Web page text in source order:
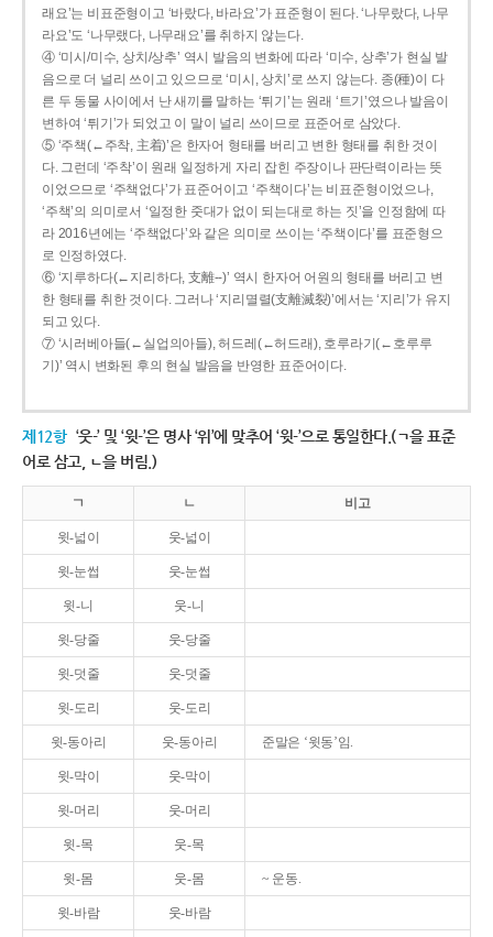
래요’는 비표준형이고 ‘바랐다, 바라요’가 표준형이 된다. ‘나무랐다, 나무
라요’도 ‘나무랬다, 나무래요’를 취하지 않는다.
④ ‘미시/미수, 상치/상추’ 역시 발음의 변화에 따라 ‘미수, 상추’가 현실 발
음으로 더 널리 쓰이고 있으므로 ‘미시, 상치’로 쓰지 않는다. 종(種)이 다
른 두 동물 사이에서 난 새끼를 말하는 ‘튀기’는 원래 ‘트기’였으나 발음이
변하여 ‘튀기’가 되었고 이 말이 널리 쓰이므로 표준어로 삼았다.
⑤ ‘주책(←주착, 主着)’은 한자어 형태를 버리고 변한 형태를 취한 것이
다. 그런데 ‘주착’이 원래 일정하게 자리 잡힌 주장이나 판단력이라는 뜻
이었으므로 ‘주책없다’가 표준어이고 ‘주책이다’는 비표준형이었으나,
‘주책’의 의미로서 ‘일정한 줏대가 없이 되는대로 하는 짓’을 인정함에 따
라 2016년에는 ‘주책없다’와 같은 의미로 쓰이는 ‘주책이다’를 표준형으
로 인정하였다.
⑥ ‘지루하다(←지리하다, 支離--)’ 역시 한자어 어원의 형태를 버리고 변
한 형태를 취한 것이다. 그러나 ‘지리멸렬(支離滅裂)’에서는 ‘지리’가 유지
되고 있다.
⑦ ‘시러베아들(←실업의아들), 허드레(←허드래), 호루라기(←호루루
기)’ 역시 변화된 후의 현실 발음을 반영한 표준어이다.
제12항 ‘웃-’ 및 ‘윗-’은 명사 ‘위’에 맞추어 ‘윗-’으로 통일한다.(ㄱ을 표준
어로 삼고, ㄴ을 버림.)
ㄱ ㄴ 비고
윗-넓이 웃-넓이
윗-눈썹 웃-눈썹
윗-니 웃-니
윗-당줄 웃-당줄
윗-덧줄 웃-덧줄
윗-도리 웃-도리
윗-동아리 웃-동아리 준말은 ‘윗동’임.
윗-막이 웃-막이
윗-머리 웃-머리
윗-목 웃-목
윗-몸 웃-몸 ~ 운동.
윗-바람 웃-바람